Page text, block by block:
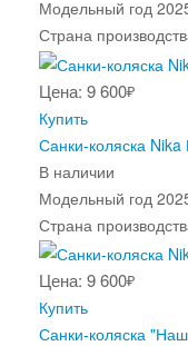
Модельный год
Страна
Цена: 9 600₽
Купить
Санки-коляска
В наличии
Модельный год
Страна
Цена: 9 600₽
Купить
Санки-коляска